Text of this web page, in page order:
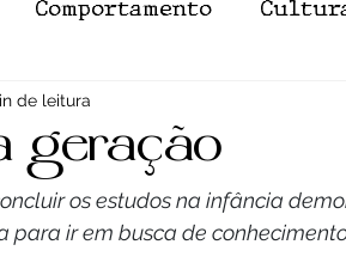
Comportamento
Moda
Reportagem Resenha
geração
de leitura
os estudos na infância
para ir em busca de